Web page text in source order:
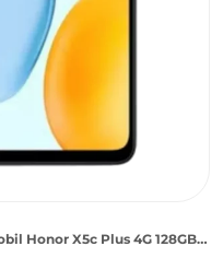
X5c Plus 4G 128GB Dual SIM, Midnight Black